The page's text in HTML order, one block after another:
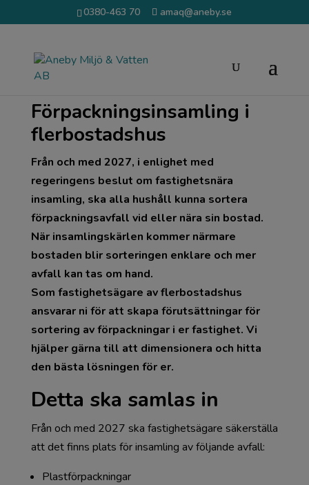
0380-463 70 amaq@aneby.se
Förpackningsinsamling i
flerbostadshus
Från och med 2027, i enlighet med
regeringens beslut om fastighetsnära
insamling, ska alla hushåll kunna sortera
förpackningsavfall vid eller nära sin bostad.
När insamlingskärlen kommer närmare
bostaden blir sorteringen enklare och mer
avfall kan tas om hand.
Som fastighetsägare av flerbostadshus
ansvarar ni för att skapa förutsättningar för
sortering av förpackningar i er fastighet. Vi
hjälper gärna till att dimensionera och hitta
den bästa lösningen för er.
Detta ska samlas in
Från och med 2027 ska fastighetsägare säkerställa
att det finns plats för insamling av följande avfall:
Plastförpackningar